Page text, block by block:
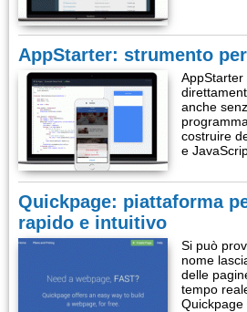
AppStarter: strumento
anche
costruire
e
Quickpage: piattaforma
rapido e intuitivo
Si può
nome
delle
tempo